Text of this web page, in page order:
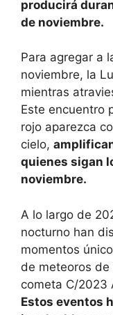
producirá
de noviembre.
Para agregar a
noviembre, la
mientras
Este encuentro
rojo aparezca
cielo,
quienes sigan
noviembre.
A lo largo de
nocturno han
momentos
de meteoros
cometa C/2023
Estos eventos